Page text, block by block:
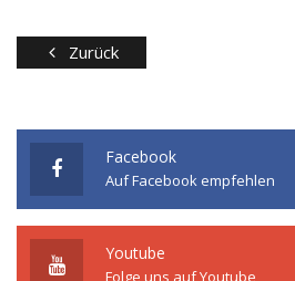
Zurück
Facebook
Auf Facebook empfehlen
Youtube
Folge uns auf Youtube